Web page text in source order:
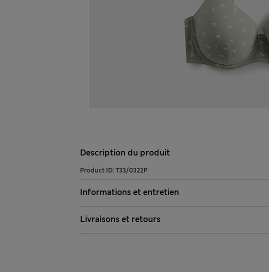
Description du produit
Product ID: T33/0322P
Informations et entretien
Livraisons et retours